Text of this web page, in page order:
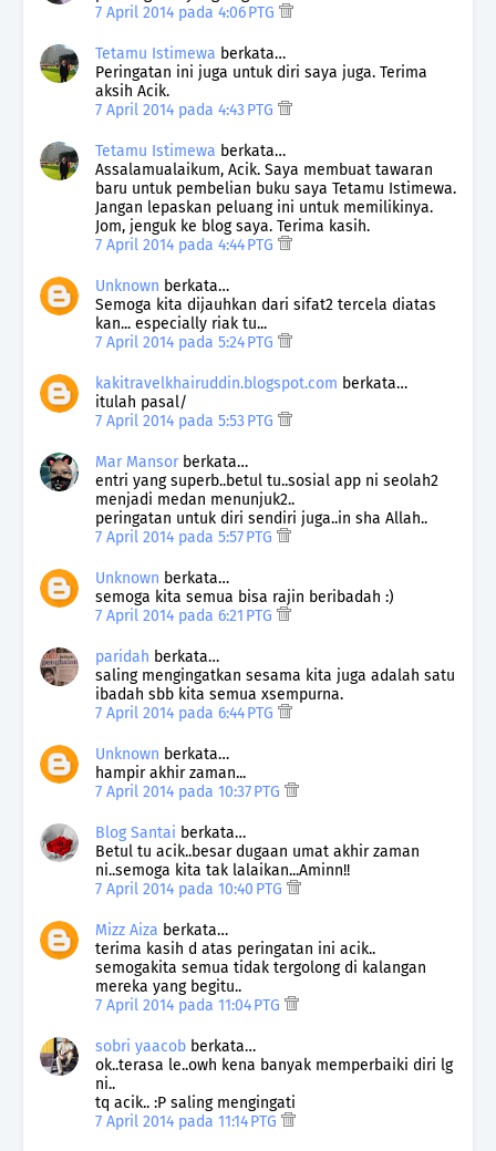
7 April 2014 pada 4:06 PTG
Tetamu Istimewa berkata…
Peringatan ini juga untuk diri saya juga. Terima
aksih Acik.
7 April 2014 pada 4:43 PTG
Tetamu Istimewa berkata…
Assalamualaikum, Acik. Saya membuat tawaran
baru untuk pembelian buku saya Tetamu Istimewa.
Jangan lepaskan peluang ini untuk memilikinya.
Jom, jenguk ke blog saya. Terima kasih.
7 April 2014 pada 4:44 PTG
Unknown berkata…
Semoga kita dijauhkan dari sifat2 tercela diatas
kan... especially riak tu...
7 April 2014 pada 5:24 PTG
kakitravelkhairuddin.blogspot.com berkata…
itulah pasal/
7 April 2014 pada 5:53 PTG
Mar Mansorberkata…
entri yang superb..betul tu..sosial app ni seolah2
menjadi medan menunjuk2..
peringatan untuk diri sendiri juga..in sha Allah..
7 April 2014 pada 5:57 PTG
Unknown berkata…
semoga kita semua bisa rajin beribadah :)
7 April 2014 pada 6:21 PTG
paridah berkata…
saling mengingatkan sesama kita juga adalah satu
ibadah sbb kita semua xsempurna.
7 April 2014 pada 6:44 PTG
Unknown berkata…
hampir akhir zaman...
7 April 2014 pada 10:37 PTG
Blog Santai berkata…
Betul tu acik..besar dugaan umat akhir zaman
ni..semoga kita tak lalaikan...Aminn!!
7 April 2014 pada 10:40 PTG
Mizz Aiza berkata…
terima kasih d atas peringatan ini acik..
semogakita semua tidak tergolong di kalangan
mereka yang begitu..
7 April 2014 pada 11:04 PTG
sobri yaacob berkata…
ok..terasa le..owh kena banyak memperbaiki diri lg
ni..
tq acik.. :P saling mengingati
7 April 2014 pada 11:14 PTG